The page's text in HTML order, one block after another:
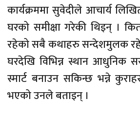
कार्यक्रममा सुवेदीले आचार्य
घरको समीक्षा गरेकी थिइन् ।
रहेको सबै कथाहरु सन्देशमुलक
घरदेखि विभिन्न स्थान आधुनिक
स्मार्ट बनाउन सकिन्छ भन्ने
भएको उनले बताइन् ।